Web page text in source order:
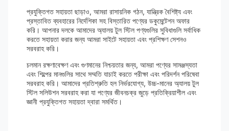
প্রযুক্তিগত সহায়তা ছাড়াও, আমরা রাসায়নিক গঠন, যান্ত্রিক বৈশিষ্ট্য এবং
প্রস্তাবিত ব্যবহারের নির্দেশিকা সহ বিস্তারিত পণ্যের ডকুমেন্টেশন অফার
করি। আপনার দলকে আমাদের অ্যালয় টুল স্টিল পণ্যগুলির সুবিধাগুলি সর্বাধিক
করতে সহায়তা করার জন্য আমরা সাইটে সহায়তা এবং প্রশিক্ষণ সেশনও
সরবরাহ করি।
চলমান রক্ষণাবেক্ষণ এবং গুণমানের নিশ্চয়তার জন্য, আমরা পণ্যের সামঞ্জস্যতা
এবং শিল্পের মানগুলির সাথে সম্মতি যাচাই করতে পরীক্ষা এবং পরিদর্শন পরিষেবা
সরবরাহ করি। আমাদের প্রতিশ্রুতি হল নির্ভরযোগ্য, উচ্চ-মানের অ্যালয় টুল
স্টিল সলিউশন সরবরাহ করা যা পণ্যের জীবনচক্র জুড়ে প্রতিক্রিয়াশীল এবং
জ্ঞানী প্রযুক্তিগত সহায়তা দ্বারা সমর্থিত।